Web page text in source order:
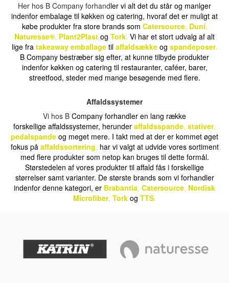
Her hos B Company forhandler vi alt det du står og manlger
indenfor embalage til køkken og catering, hvoraf det er muligt at
købe produkter fra store brands som Catersource, Duni,
Naturesse®, Plant2Plast og Tork. Vi har et stort udvalg af alt
lige fra takeaway emballagetil affaldsække og spandeposer.
B Company bestræber sig efter, at kunne tilbyde produkter
indenfor køkken og catering til restauranter, caféer, barer,
streetfood, steder med mange besøgende med flere.
Affaldssystemer
Vi hos B Company forhandler en lang række
forskellige affaldssystemer, herunder affaldsspande, stativer,
pedalspande og meget mere. I takt med at der er kommet øget
fokus på affaldssortering, har vi valgt at udvide vores sortiment
med flere produkter som netop kan bruges til dette formål.
Størstedelen af vores produkter til affald fås i forskellige
størrelser samt varianter. De største brands som vi forhandler
indenfor denne kategori, er Brabantia, Catersource, Nordisk
Microfiber, Tork og TTS.